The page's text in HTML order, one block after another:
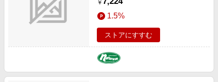
３×Ｌ６９ ブラック PDL16200
￥
1.5%
ストアにすすむ